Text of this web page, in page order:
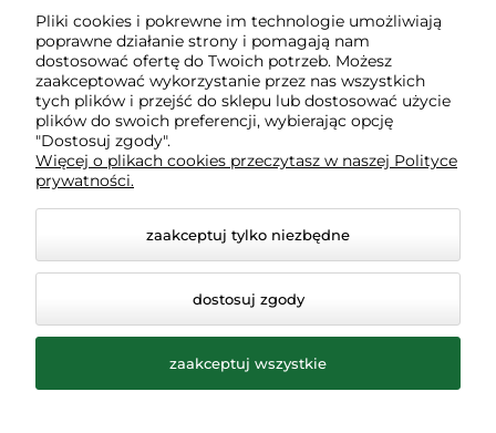
Gwarancja i zwroty
Moje konto
Inne
© 2026 ogrodolandia.pl. Wszelkie prawa zastrzeżone.
Pliki cookies i pokrewne im technologie umożliwiają
poprawne działanie strony i pomagają nam
dostosować ofertę do Twoich potrzeb. Możesz
zaakceptować wykorzystanie przez nas wszystkich
tych plików i przejść do sklepu lub dostosować użycie
plików do swoich preferencji, wybierając opcję
"Dostosuj zgody".
Więcej o plikach cookies przeczytasz w naszej Polityce
prywatności.
zaakceptuj tylko niezbędne
dostosuj zgody
zaakceptuj wszystkie